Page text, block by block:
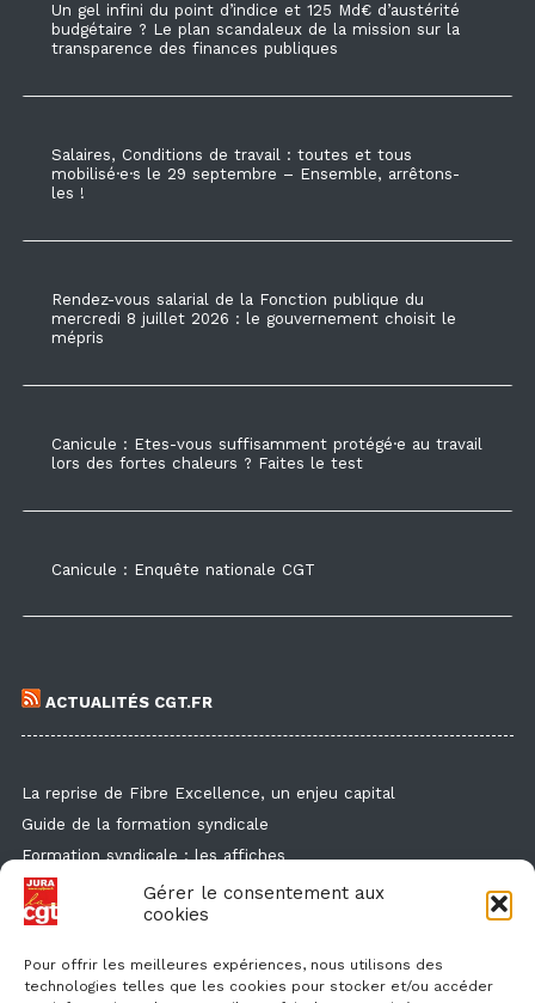
Gérer le consentement aux
cookies
Pour offrir les meilleures expériences, nous utilisons des
technologies telles que les cookies pour stocker et/ou accéder
Un gel infini du point d’indice et 125 Md€ d’austérité
budgétaire ? Le plan scandaleux de la mission sur la
transparence des finances publiques
Salaires, Conditions de travail : toutes et tous
mobilisé·e·s le 29 septembre – Ensemble, arrêtons-
les !
Rendez-vous salarial de la Fonction publique du
mercredi 8 juillet 2026 : le gouvernement choisit le
mépris
Canicule : Etes-vous suffisamment protégé·e au travail
lors des fortes chaleurs ? Faites le test
Canicule : Enquête nationale CGT
ACTUALITÉS CGT.FR
La reprise de Fibre Excellence, un enjeu capital
Guide de la formation syndicale
Formation syndicale : les affiches
Droit de retrait : comment l'exercer et faire valoir ses droits ?
Des flyers et des affichettes pour faire connaitre l'enquête